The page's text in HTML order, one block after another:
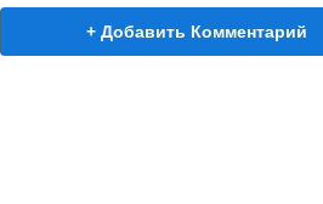
+ Добавить Комментарий